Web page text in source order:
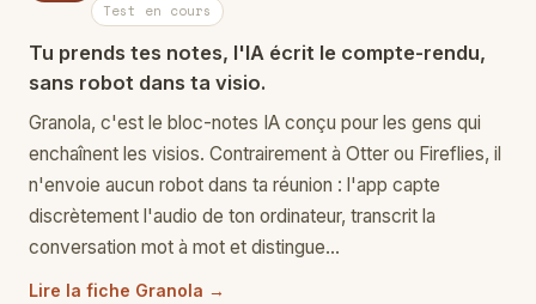
Test en cours
Tu prends tes notes, l'IA écrit le compte-rendu,
sans robot dans ta visio.
Granola, c'est le bloc-notes IA conçu pour les gens qui
enchaînent les visios. Contrairement à Otter ou Fireflies, il
n'envoie aucun robot dans ta réunion : l'app capte
discrètement l'audio de ton ordinateur, transcrit la
conversation mot à mot et distingue…
Lire la fiche Granola →